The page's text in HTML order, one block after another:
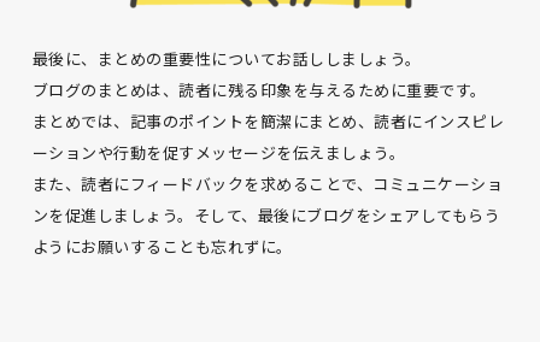
最後に、まとめの重要性についてお話ししましょう。
ブログのまとめは、読者に残る印象を与えるために重要です。
まとめでは、記事のポイントを簡潔にまとめ、読者にインスピレ
ーションや行動を促すメッセージを伝えましょう。
また、読者にフィードバックを求めることで、コミュニケーショ
ンを促進しましょう。そして、最後にブログをシェアしてもらう
ようにお願いすることも忘れずに。